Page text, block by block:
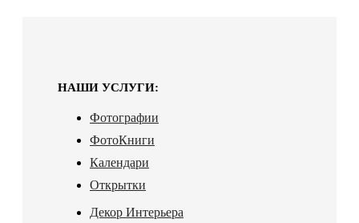
НАШИ УСЛУГИ:
Фотографии
ФотоКниги
Календари
Открытки
Декор Интерьера